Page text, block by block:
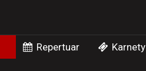
Repertuar Karnety